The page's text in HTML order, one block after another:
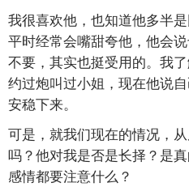
我很喜欢他，也知道他多半
平时经常会嘴甜夸他，他会
不要，其实也挺受用的。我
约过炮叫过小姐，现在他说
安稳下来。
可是，就我们现在的情况，
吗？他对我是否是长择？是
感情都要注意什么？